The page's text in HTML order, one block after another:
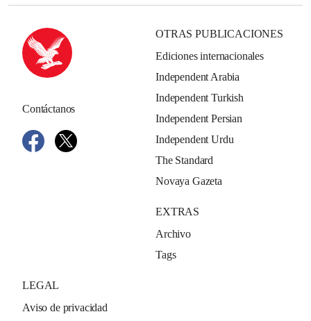
Contáctanos
OTRAS PUBLICACIONES
Ediciones internacionales
Independent Arabia
Independent Turkish
Independent Persian
Independent Urdu
The Standard
Novaya Gazeta
EXTRAS
Archivo
Tags
LEGAL
Aviso de privacidad